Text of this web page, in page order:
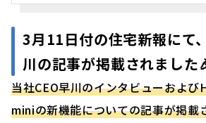
3月11日付の住宅新報にて
川の記事が掲載されました
当社CEO早川のインタビューおよ
miniの新機能についての記事が掲載